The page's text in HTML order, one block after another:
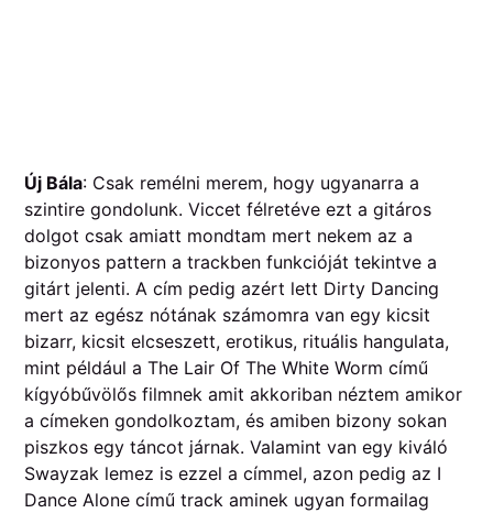
Új Bála: Csak remélni merem, hogy ugyanarra a
szintire gondolunk. Viccet félretéve ezt a gitáros
dolgot csak amiatt mondtam mert nekem az a
bizonyos pattern a trackben funkcióját tekintve a
gitárt jelenti. A cím pedig azért lett Dirty Dancing
mert az egész nótának számomra van egy kicsit
bizarr, kicsit elcseszett, erotikus, rituális hangulata,
mint például a The Lair Of The White Worm című
kígyóbűvölős filmnek amit akkoriban néztem amikor
a címeken gondolkoztam, és amiben bizony sokan
piszkos egy táncot járnak. Valamint van egy kiváló
Swayzak lemez is ezzel a címmel, azon pedig az I
Dance Alone című track aminek ugyan formailag